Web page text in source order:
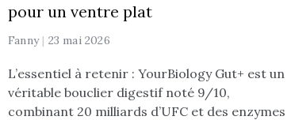
pour un ventre plat
Fanny 23 mai 2026
L’essentiel à retenir : YourBiology Gut+ est un
véritable bouclier digestif noté 9/10,
combinant 20 milliards d’UFC et des enzymes